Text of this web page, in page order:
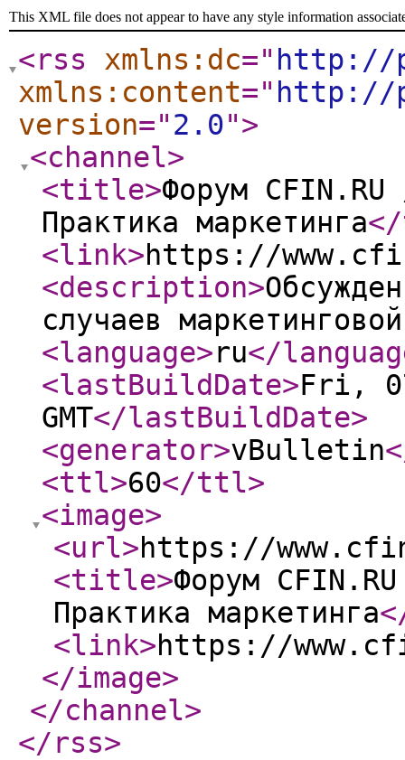
This XML file does not appear to have any style information
<rss xmlns:dc=" http://
xmlns:content=" http://
version="2.0">
<channel>
<title>Форум CFIN.RU
Практика маркетинга
<link>https://
<description>
случаев
<language>ru</
<lastBuildDate>Fri,
GMT</lastBuildDate>
<generator>vBulletin
<ttl>60</ttl>
<image>
<url>https://
<title>Форум
Практика маркетинга
<link>https://
</image>
</channel>
</rss>